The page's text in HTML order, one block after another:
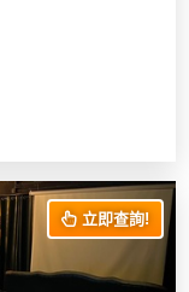
立即查詢!